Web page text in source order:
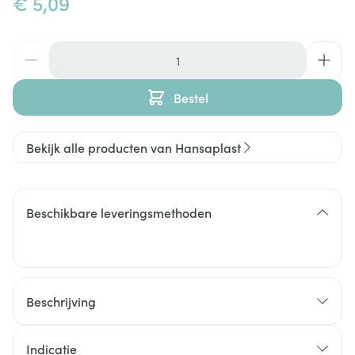
Bestel
Bekijk alle producten van Hansaplast
Beschikbare leveringsmethoden
Beschrijving
Indicatie